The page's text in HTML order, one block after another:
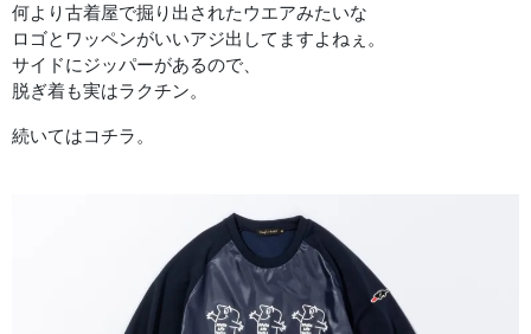
何より古着屋で掘り出されたウエアみたいな
ロゴとワッペンがいいアジ出してますよねぇ。
サイドにジッパーがあるので、
脱ぎ着も実はラクチン。
続いてはコチラ。